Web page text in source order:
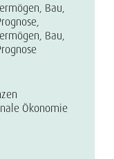
Bau,
Bau,
Ökonomie